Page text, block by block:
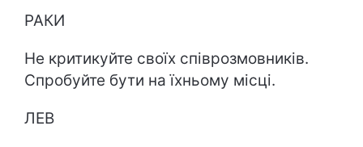
РАКИ
Не критикуйте своїх співрозмовників.
Спробуйте бути на їхньому місці.
ЛЕВ